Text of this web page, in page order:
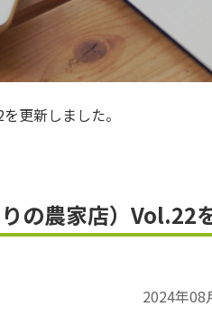
ー
更新しました。
の農家店）Vol.22
2024年08